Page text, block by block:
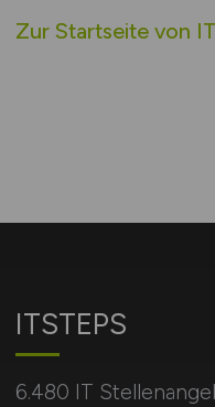
Zur Startseite von
ITSTEPS
6.480 IT